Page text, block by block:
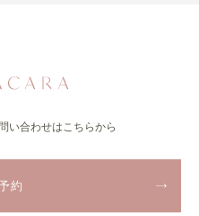
い合わせはこちらから
約